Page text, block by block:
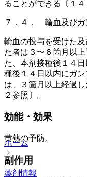
ることができる〔１４
７．４． 輸血及びガ
輸血の投与を受けた
た者は３〜６箇月以
た、本剤接種後１４
種後１４日以内にガ
は、３箇月以上経過
２参照〕。
効能・効果
黄熱の予防。
副作用
ホーム
薬剤情報